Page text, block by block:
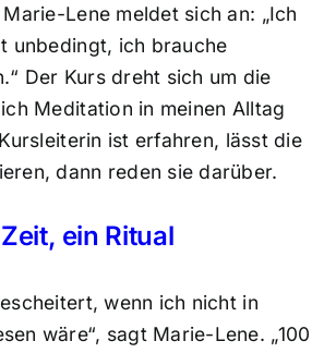
Lene meldet sich an: „Ich
unbedingt, ich brauche
Der Kurs dreht sich um die
Meditation in meinen Alltag
ist erfahren, lässt die
dann reden sie darüber.
ein Ritual
wenn ich nicht in
wäre“, sagt Marie-Lene. „100